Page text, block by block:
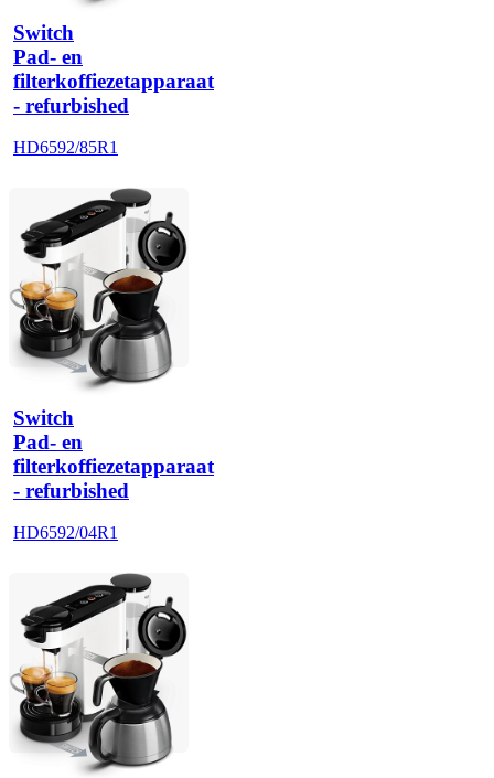
Switch
Pad- en
filterkoffiezetapparaat
- refurbished
HD6592/85R1
Switch
Pad- en
filterkoffiezetapparaat
- refurbished
HD6592/04R1